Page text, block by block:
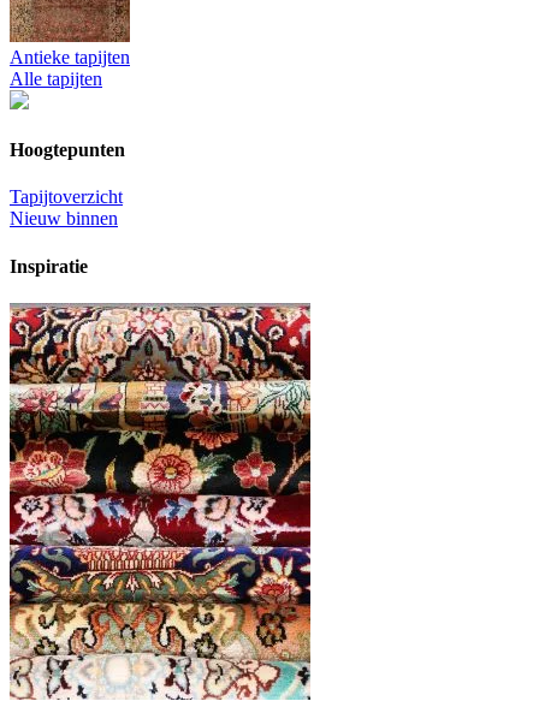
Antieke tapijten
Alle tapijten
Hoogtepunten
Tapijtoverzicht
Nieuw binnen
Inspiratie